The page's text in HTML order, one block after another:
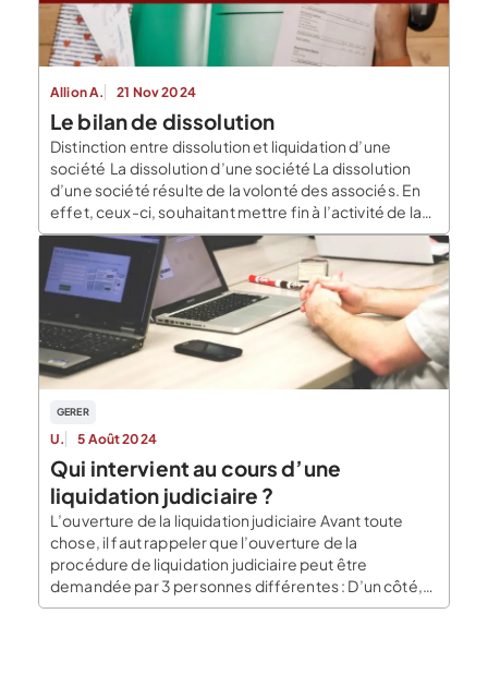
Allion A. 21 Nov 2024
Le bilan de dissolution
Distinction entre dissolution et liquidation d’une
société La dissolution d’une société La dissolution
d’une société résulte de la volonté des associés. En
effet, ceux-ci, souhaitant mettre fin à l’activité de la
société, vont procéder à sa dissolution. Cette
décision sera prise lors d’une assemblée générale
extraordinaire (AGE). Toutefois, la dissolution peut
également être imposée par […]
GERER
U. 5 Août 2024
Qui intervient au cours d’une
liquidation judiciaire ?
L’ouverture de la liquidation judiciaire Avant toute
chose, il faut rappeler que l’ouverture de la
procédure de liquidation judiciaire peut être
demandée par 3 personnes différentes : D’un côté,
l’entreprise débitrice peut tout à fait demander elle-